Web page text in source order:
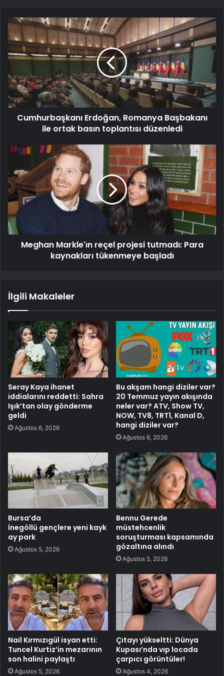
Cumhurbaşkanı Erdoğan, Romanya Başbakanı
ile ortak basın toplantısı düzenledi
Meghan Markle'ın reçel projesi tutmadı: Para
kaynakları tükenmeye başladı
İlgili Makaleler
Seray Kaya ihanet
iddialarını reddetti: Sahra
Işık’tan olay gönderme
geldi
Ağustos 6, 2026
Bu akşam hangi diziler var?
20 Temmuz yayın akışında
neler var? ATV, Show TV,
NOW, TV8, TRT1, Kanal D,
hangi diziler var?
Ağustos 6, 2026
Bursa’da
İnegöllü gençlere yeni kayk
ay park
Ağustos 5, 2026
Bennu Gerede
müstehcenlik
soruşturması kapsamında
gözaltına alındı
Ağustos 5, 2026
Nail Kırmızıgül isyan etti:
Tuncel Kurtiz’in mezarının
son halini paylaştı
Ağustos 5, 2026
Çıtayı yükseltti: Dünya
Kupası’nda vıp locada
çarpıcı görüntüler!
Ağustos 4, 2026